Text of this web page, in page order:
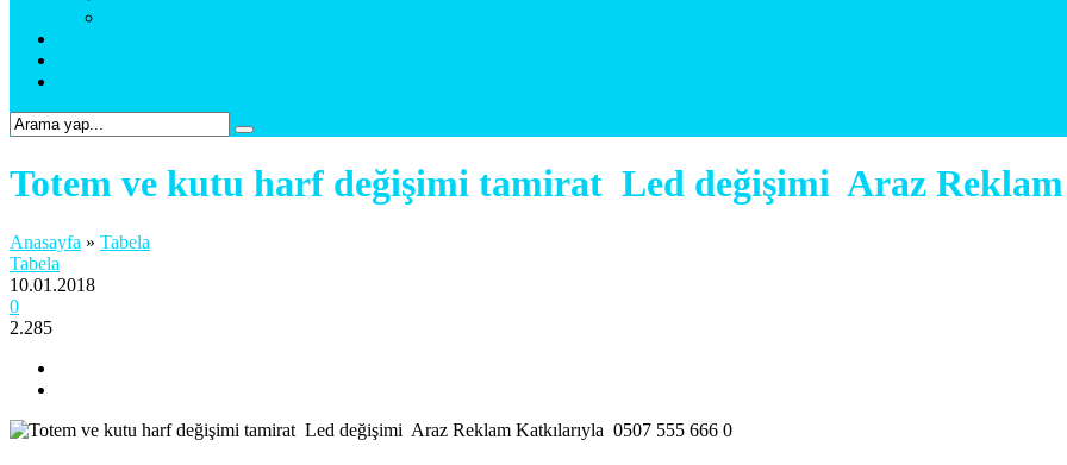
Totem ve kutu harf değişimi tamirat Led değişimi Araz Reklam
Anasayfa » Tabela
Tabela
10.01.2018
0
2.285